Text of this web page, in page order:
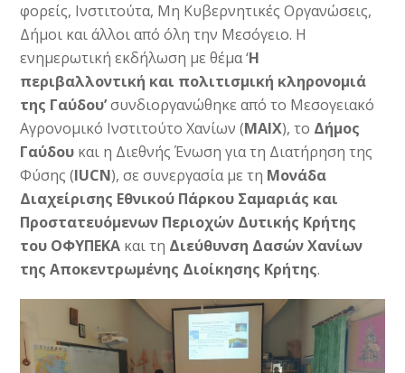
φορείς, Ινστιτούτα, Μη Κυβερνητικές Οργανώσεις,
Δήμοι και άλλοι από όλη την Μεσόγειο. Η
ενημερωτική εκδήλωση με θέμα ‘Η
περιβαλλοντική και πολιτισμική κληρονομιά
της Γαύδου’συνδιοργανώθηκε από το Μεσογειακό
Αγρονομικό Ινστιτούτο Χανίων (ΜΑΙΧ), το Δήμος
Γαύδου και η Διεθνής Ένωση για τη Διατήρηση της
Φύσης (IUCN), σε συνεργασία με τη Μονάδα
Διαχείρισης Εθνικού Πάρκου Σαμαριάς και
Προστατευόμενων Περιοχών Δυτικής Κρήτης
του ΟΦΥΠΕΚΑ και τη Διεύθυνση Δασών Χανίων
της Αποκεντρωμένης Διοίκησης Κρήτης.